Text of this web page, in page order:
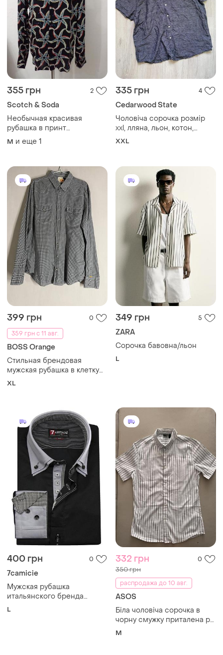
355 грн 2
Scotch & Soda
Необычная красивая
рубашка в принт
скандинавы
M и еще 1
335 грн 4
Cedarwood State
Чоловіча сорочка розмір
xxl, лляна, льон, котон,
чорна
XXL
399 грн
0
359 грн с 11 авг.
BOSS Orange
Стильная брендовая
мужская рубашка в клетку
boss orange (размер xl)
XL
349 грн 5
ZARA
Сорочка бавовна/льон
L
400 грн 0
7camicie
Мужская рубашка
итальянского бренда
7camicie.
L
332 грн 0
350 грн
распродажа до 10 авг.
ASOS
Біла чоловіча сорочка в
чорну смужку приталена рр
м
M